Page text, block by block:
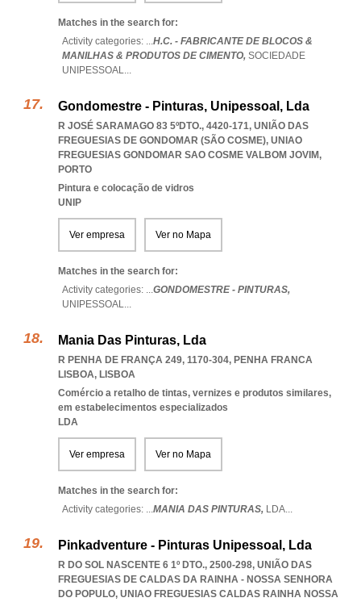
Matches in the search for:
Activity categories: ...H.C. - FABRICANTE DE BLOCOS &
MANILHAS & PRODUTOS DE CIMENTO, SOCIEDADE
UNIPESSOAL...
Gondomestre - Pinturas, Unipessoal, Lda
R JOSÉ SARAMAGO 83 5ºDTO., 4420-171, UNIÃO DAS
FREGUESIAS DE GONDOMAR (SÃO COSME), UNIAO
FREGUESIAS GONDOMAR SAO COSME VALBOM JOVIM,
PORTO
Pintura e colocação de vidros
UNIP
Ver empresa Ver no Mapa
Matches in the search for:
Activity categories: ...GONDOMESTRE - PINTURAS,
UNIPESSOAL...
Mania Das Pinturas, Lda
R PENHA DE FRANÇA 249, 1170-304, PENHA FRANCA
LISBOA, LISBOA
Comércio a retalho de tintas, vernizes e produtos similares,
em estabelecimentos especializados
LDA
Ver empresa Ver no Mapa
Matches in the search for:
Activity categories: ...MANIA DAS PINTURAS, LDA...
Pinkadventure - Pinturas Unipessoal, Lda
R DO SOL NASCENTE 6 1º DTO., 2500-298, UNIÃO DAS
FREGUESIAS DE CALDAS DA RAINHA - NOSSA SENHORA
DO POPULO, UNIAO FREGUESIAS CALDAS RAINHA NOSSA